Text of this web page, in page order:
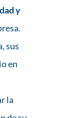
y
sus
en
la